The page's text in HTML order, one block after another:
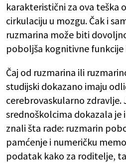
karakteristični za ova teška
cirkulaciju u mozgu. Čak i
ruzmarina može biti
poboljša kognitivne funkcije
Čaj od ruzmarina ili
studijski dokazano imaju
cerebrovaskularno zdravlje.
srednoškolcima dokazala je
znali šta rade: ruzmarin
pamćenje i numeričku
podatak kako za roditelje,